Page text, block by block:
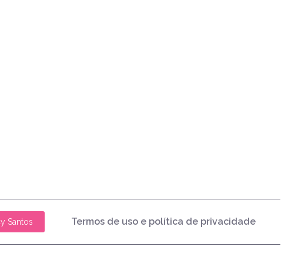
Santos Termos de uso e política de privacidade